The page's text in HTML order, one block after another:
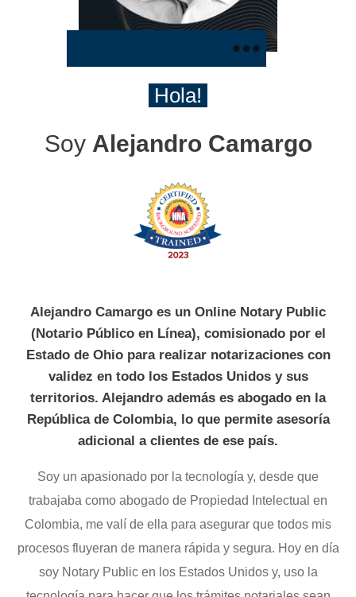
Hola!
Soy Alejandro Camargo
Alejandro Camargo es un Online Notary Public
(Notario Público en Línea), comisionado por el
Estado de Ohio para realizar notarizaciones con
validez en todo los Estados Unidos y sus
territorios. Alejandro además es abogado en la
República de Colombia, lo que permite asesoría
adicional a clientes de ese país.
Soy un apasionado por la tecnología y, desde que
trabajaba como abogado de Propiedad Intelectual en
Colombia, me valí de ella para asegurar que todos mis
procesos fluyeran de manera rápida y segura. Hoy en día
soy Notary Public en los Estados Unidos y, uso la